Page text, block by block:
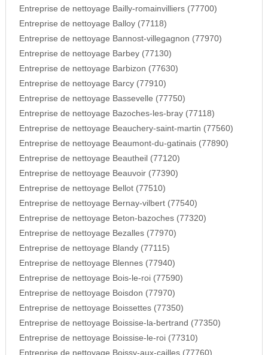
Entreprise de nettoyage Bailly-romainvilliers (77700)
Entreprise de nettoyage Balloy (77118)
Entreprise de nettoyage Bannost-villegagnon (77970)
Entreprise de nettoyage Barbey (77130)
Entreprise de nettoyage Barbizon (77630)
Entreprise de nettoyage Barcy (77910)
Entreprise de nettoyage Bassevelle (77750)
Entreprise de nettoyage Bazoches-les-bray (77118)
Entreprise de nettoyage Beauchery-saint-martin (77560)
Entreprise de nettoyage Beaumont-du-gatinais (77890)
Entreprise de nettoyage Beautheil (77120)
Entreprise de nettoyage Beauvoir (77390)
Entreprise de nettoyage Bellot (77510)
Entreprise de nettoyage Bernay-vilbert (77540)
Entreprise de nettoyage Beton-bazoches (77320)
Entreprise de nettoyage Bezalles (77970)
Entreprise de nettoyage Blandy (77115)
Entreprise de nettoyage Blennes (77940)
Entreprise de nettoyage Bois-le-roi (77590)
Entreprise de nettoyage Boisdon (77970)
Entreprise de nettoyage Boissettes (77350)
Entreprise de nettoyage Boissise-la-bertrand (77350)
Entreprise de nettoyage Boissise-le-roi (77310)
Entreprise de nettoyage Boissy-aux-cailles (77760)